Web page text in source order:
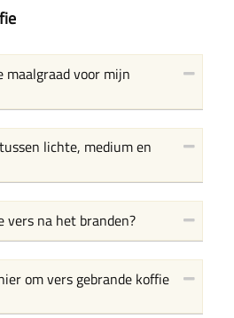
maalgraad voor mijn
lichte, medium en
vers na het branden?
om vers gebrande koffie